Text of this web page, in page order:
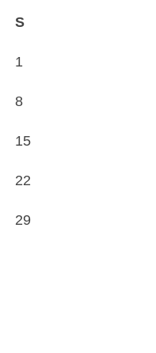
S
1
8
15
22
29